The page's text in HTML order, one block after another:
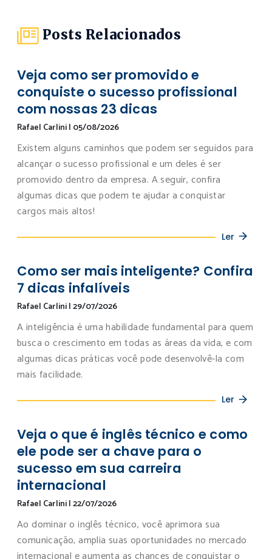
Posts Relacionados
Veja como ser promovido e
conquiste o sucesso profissional
com nossas 23 dicas
Rafael Carlini| 05/08/2026
Existem alguns caminhos que podem ser seguidos para
alcançar o sucesso profissional e um deles é ser
promovido dentro da empresa. A seguir, confira
algumas dicas que podem te ajudar a conquistar
cargos mais altos!
Ler
Como ser mais inteligente? Confira
7 dicas infalíveis
Rafael Carlini|29/07/2026
A inteligência é uma habilidade fundamental para quem
busca o crescimento em todas as áreas da vida, e com
algumas dicas práticas você pode desenvolvê-la com
mais facilidade.
Ler
Veja o que é inglês técnico e como
ele pode ser a chave para o
sucesso em sua carreira
internacional
Rafael Carlini|22/07/2026
Ao dominar o inglês técnico, você aprimora sua
comunicação, amplia suas oportunidades no mercado